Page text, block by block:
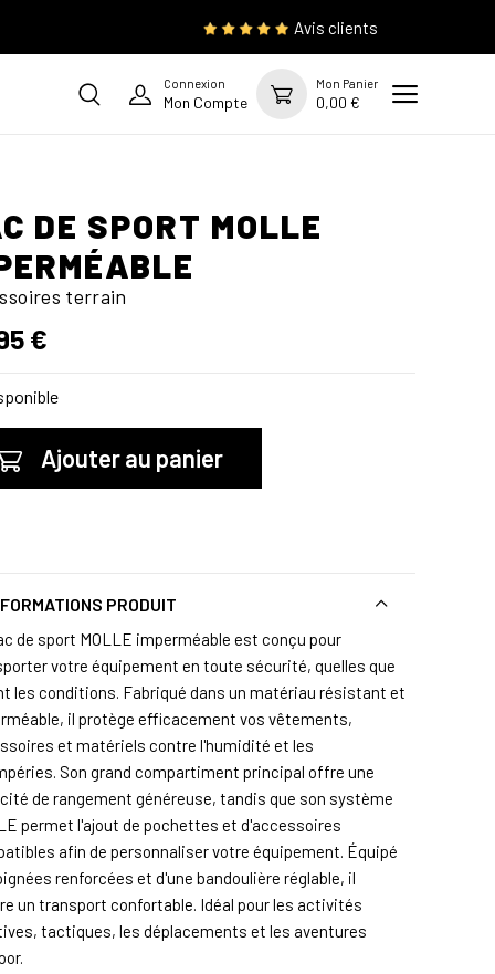
Avis clients
Connexion
Mon Compte
Mon Panier
0,00 €
DE SPORT MOLLE
terrain
€
Ajouter au panier
PRODUIT
de sport MOLLE imperméable est conçu pour
votre équipement en toute sécurité, quelles que
les conditions. Fabriqué dans un matériau résistant et
il protège efficacement vos vêtements,
et matériels contre l'humidité et les
Son grand compartiment principal offre une
de rangement généreuse, tandis que son système
permet l'ajout de pochettes et d'accessoires
afin de personnaliser votre équipement. Équipé
renforcées et d'une bandoulière réglable, il
un transport confortable. Idéal pour les activités
tactiques, les déplacements et les aventures